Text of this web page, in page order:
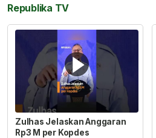
Republika TV
Zulhas Jelaskan Anggaran
Rp3 M per Kopdes